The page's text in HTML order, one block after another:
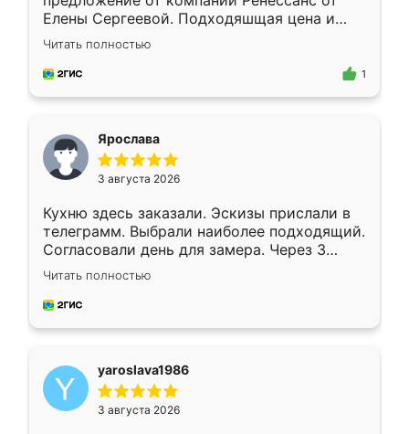
Елены Сергеевой. Подходяшщая цена и
короткие сроки изготовления. Приехавший
для замера сотрудник Владислав
предложил по моему эскизу самый
Читать полностью
1
Ярослава
3 августа 2026
Кухню здесь заказали. Эскизы прислали в
телеграмм. Выбрали наиболее подходящий.
Согласовали день для замера. Через 3
недели кухня была уже готова. Остались
довольны работой. Спасибо Ренессанс
мебель за качественную работу!
Читать полностью
yaroslava1986
3 августа 2026